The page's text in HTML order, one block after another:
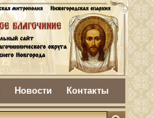
Новости Контакты